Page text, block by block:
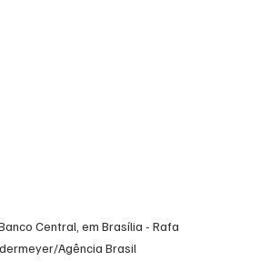
Central, em Brasília - Rafa
Agência Brasil